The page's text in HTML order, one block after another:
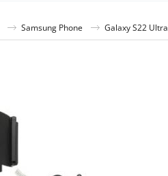
Samsung Phone Galaxy S22 Ultra